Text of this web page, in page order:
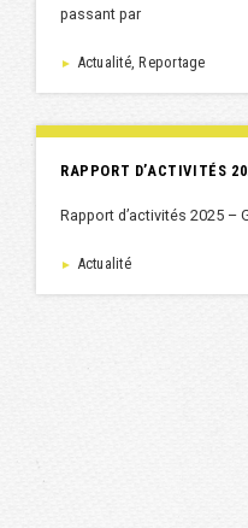
passant par
► Actualité, Reportage
RAPPORT D’ACTIVITÉS
Rapport d’activités 2025 –
► Actualité